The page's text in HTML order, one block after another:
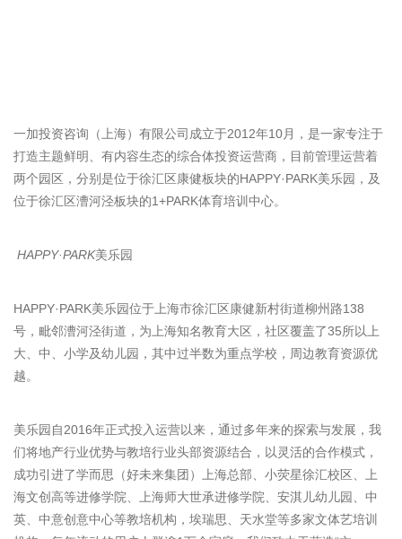
一加投资咨询（上海）有限公司成立于2012年10月，是一家专注于
打造主题鲜明、有内容生态的综合体投资运营商，目前管理运营着
两个园区，分别是位于徐汇区康健板块的HAPPY·PARK美乐园，及
位于徐汇区漕河泾板块的1+PARK体育培训中心。
HAPPY·PARK美乐园
HAPPY·PARK美乐园位于上海市徐汇区康健新村街道柳州路138
号，毗邻漕河泾街道，为上海知名教育大区，社区覆盖了35所以上
大、中、小学及幼儿园，其中过半数为重点学校，周边教育资源优
越。
美乐园自2016年正式投入运营以来，通过多年来的探索与发展，我
们将地产行业优势与教培行业头部资源结合，以灵活的合作模式，
成功引进了学而思（好未来集团）上海总部、小荧星徐汇校区、上
海文创高等进修学院、上海师大世承进修学院、安淇儿幼儿园、中
英、中意创意中心等教培机构，埃瑞思、天水堂等多家文体艺培训